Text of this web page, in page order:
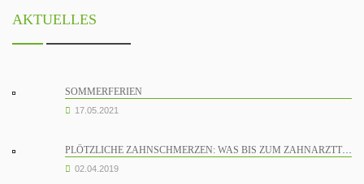
AKTUELLES
SOMMERFERIEN
17.05.2021
02.04.2019